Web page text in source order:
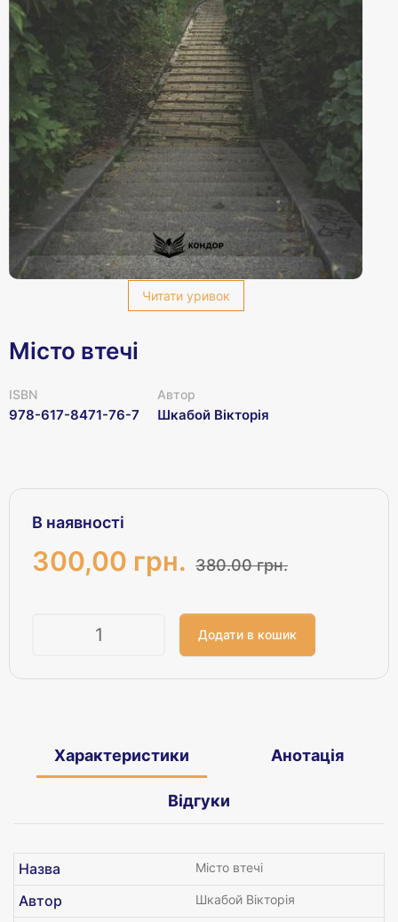
Читати уривок
Місто втечі
ISBN
978-617-8471-76-7
Автор
Шкабой Вікторія
В наявності
300,00 грн. 380.00 грн.
Характеристики Анотація
Відгуки
Назва Місто втечі
Автор Шкабой Вікторія